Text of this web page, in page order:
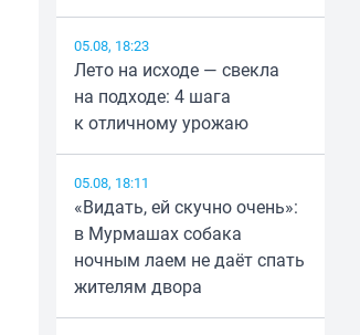
05.08, 18:23
Лето на исходе — свекла
на подходе: 4 шага
к отличному урожаю
05.08, 18:11
«Видать, ей скучно очень»:
в Мурмашах собака
ночным лаем не даёт спать
жителям двора